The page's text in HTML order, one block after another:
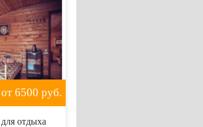
6500 руб.
отдыха